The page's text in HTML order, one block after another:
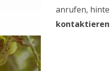
anrufen,